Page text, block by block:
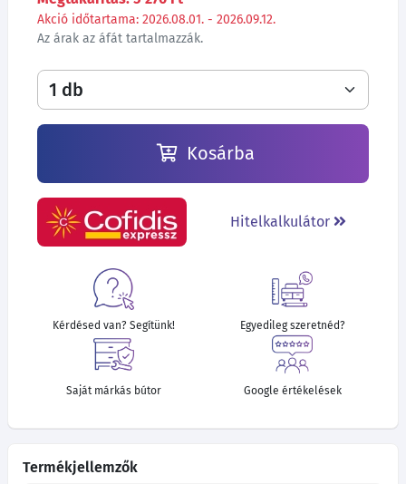
Akció időtartama: 2026.08.01. - 2026.09.12.
Az árak az áfát tartalmazzák.
Kosárba
Hitelkalkulátor
Kérdésed van? Segítünk! Egyedileg szeretnéd?
Saját márkás bútor Google értékelések
Termékjellemzők